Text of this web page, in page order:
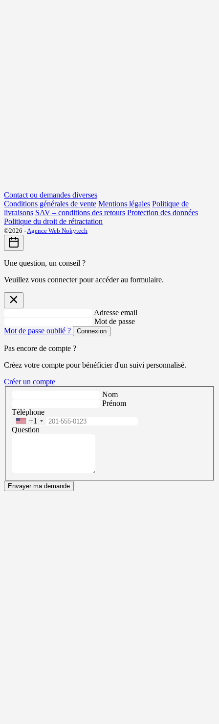
Contact ou demandes diverses
Conditions générales de vente Mentions légales Politique de
livraisons SAV – conditions des retours Protection des données
Politique du droit de rétractation
©2026 -Agence Web Nokytech
Une question, un conseil ?
Veuillez vous connecter pour accéder au formulaire.
Adresse email
Mot de passe
Mot de passe oublié ?
Connexion
Pas encore de compte ?
Créez votre compte pour bénéficier d'un suivi personnalisé.
Créer un compte
Nom
Prénom
Téléphone
+1
Question
Envayer ma demande